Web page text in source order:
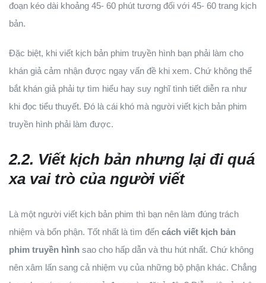
đoạn kéo dài khoảng 45- 60 phút tương đối với 45- 60 trang kịch
bản.
Đặc biệt, khi viết kịch bản phim truyền hình bạn phải làm cho
khán giả cảm nhận được ngay vấn đề khi xem. Chứ không thể
bắt khán giả phải tự tìm hiểu hay suy nghĩ tình tiết diễn ra như
khi đọc tiểu thuyết. Đó là cái khó mà người viết kịch bản phim
truyền hình phải làm được.
2.2. Viết kịch bản nhưng lại đi quá
xa vai trò của người viết
Là một người viết kịch bản phim thì bạn nên làm đúng trách
nhiệm và bổn phận. Tốt nhất là tìm đến cách viết kịch bản
phim truyền hình sao cho hấp dẫn và thu hút nhất. Chứ không
nên xâm lấn sang cả nhiệm vụ của những bộ phận khác. Chẳng